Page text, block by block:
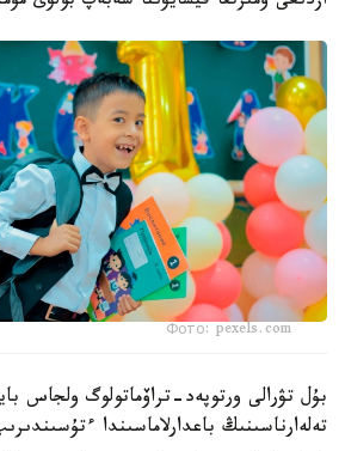
Фото: pexels.com
تەلەارناسىنىڭ باعدارلاماسىندا